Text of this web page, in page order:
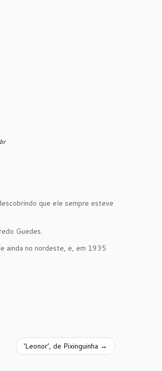
que ele sempre esteve
Guedes.
ainda no nordeste, e, em 1935
‘Leonor’, de Pixinguinha →